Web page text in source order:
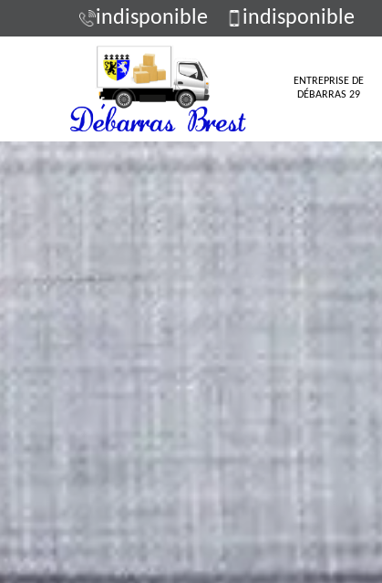
indisponible indisponible
ENTREPRISE DE
DÉBARRAS 29